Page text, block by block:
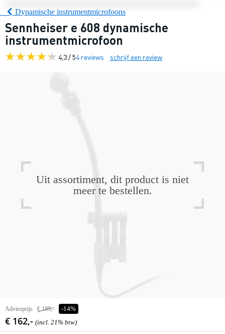
Dynamische instrumentmicrofoons
Sennheiser e 608 dynamische
instrumentmicrofoon
4,3 / 54 reviews schrijf een review
Uit assortiment, dit product is niet
meer te bestellen.
Adviesprijs € 189,- -14%
€ 162,- (incl. 21% btw)